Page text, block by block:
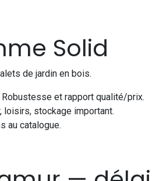
Solid
de jardin en bois.
et rapport qualité/prix.
stockage important.
au catalogue.